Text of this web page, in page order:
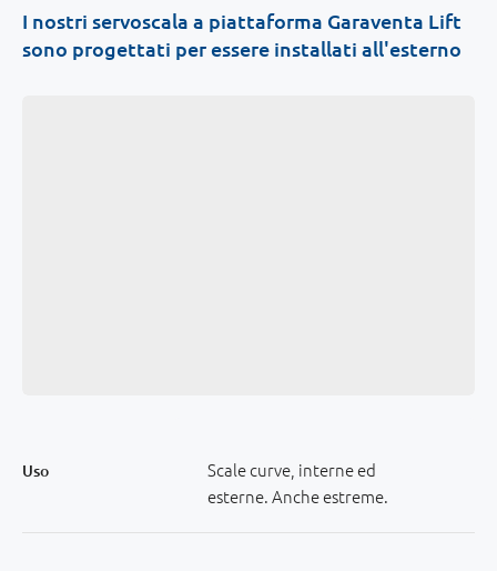
I nostri servoscala a piattaforma Garaventa Lift
sono progettati per essere installati all'esterno
Uso
Scale curve, interne ed
esterne. Anche estreme.